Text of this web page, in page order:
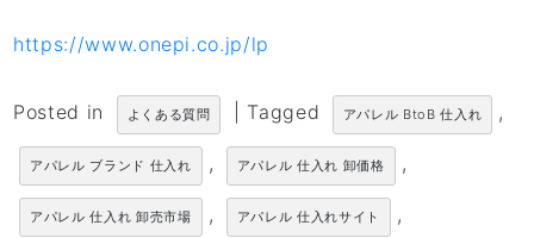
https://www.onepi.co.jp/lp
Posted in よくある質問 Tagged アパレル BtoB 仕入れ ,
アパレル ブランド 仕入れ , アパレル 仕入れ 卸価格 ,
アパレル 仕入れ 卸売市場 , アパレル 仕入れサイト ,